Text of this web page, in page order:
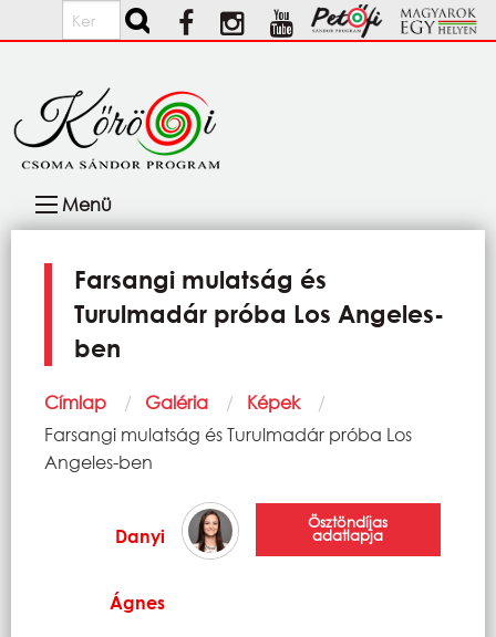
Ugrás a tartalomra
Keresés
navigáció
Menü
Farsangi mulatság és
Turulmadár próba Los Angeles-
ben
Morzsa
Címlap Galéria
Képek
Current:
Farsangi mulatság és Turulmadár próba Los
Angeles-ben
Danyi
Ágnes
Ösztöndíjas
adatlapja